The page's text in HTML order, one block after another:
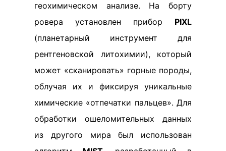
геохимическом анализе. На борту
ровера установлен прибор PIXL
(планетарный инструмент для
рентгеновской литохимии), который
может «сканировать» горные породы,
облучая их и фиксируя уникальные
химические «отпечатки пальцев». Для
обработки ошеломительных данных
из другого мира был использован